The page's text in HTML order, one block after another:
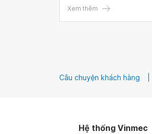
nguyên nhân gây bệnh,
Xem thêm
Câu chuyện khách hàng
Hệ thống Vinmec